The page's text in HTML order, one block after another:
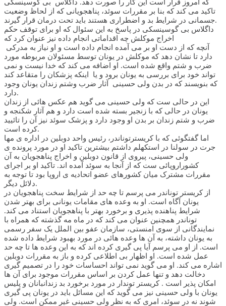
که امروز قرار است این کار را صورت دهد. داگلاس بی گوسینسکی
تاکید می کند که بنا بر مقررات سوئد، پناهجویانی که از لحاظ وضعیت
جسمانی در شرایط بد و اضطراری هستند باید تحت درمان قرار گیرند.
داگلاس بی گوسینسکی در پاسخ به این سئوال که او برای توقف حکم
اخراج موکلش چه اقداماتی انجام داده نیز عنوان کرد که
دارد تا نشان دهد که موکلش در یونان توسط مسئولان مربوطه مورد
ضرب و شتم واقع شده است. او اضافه می کند که خدا نیست و نمی
تواند خود برای بررسی به یونان برود و یا اینکه پزشکان را متقاعد کند
که بنویسند که در بدن ولی حسینی آثار ضرب وشتم زندان یونان وجود
دارد.
این در حالی ست که ولی حسینی می گوید هم عکس هائی از زندان
یونان در حالی که با زنجیر بسته شده است دارد و هم آثار شکنجه و
ضرب و شتم زندان بر بدن او وجود دارد و پزشک سوئد نیز آن را تائیید
کرده است.
اما گفتگوئی که با کریسترتوناندر، رئیس واحد دوبلین در اداره ی مها
جرت در سولنا در استکهلم داشتم بیشترین تاکید او در مورد پرونده ی
ولی حسینی، پیروی از قانون دوبلین و اخراج پناهجویان به آن
کشوراروپائی ست که از آنجا به سوئد آمده اند. تاکید او بر اجرای
مقررات مشترک میان کشورهای عضو اتحادیه ی اروپا بود تا توجه به
دلائل دیگر.
از کریستر توناندر می پرسم تا چه حد از شرایط سخت پناهجویان در
یونان آگاه است. او به وعده های مقامات یونانی برای بهتر شدن
شرایط پناهنده پذیری و برخورد بهتر با پناهجویان استناد می کند.
توناندر همچنین عنوان می کند که در ماه مه گذشته که همراه با
نمایندگانی از سوی امنستی، سازمان عفو بین الملل یک سفر رسمی
به یونان داشته، به آن ها وعده هائی در مورد بهبود شرایط داده شده
است. از او می پرسم آیا پی گیری کرده اند که به این وعده ها تا چه حد
عمل شده است. او اظهار بی اطلاعی کرده و باز به مقررات دوبلین
اشاره می کند. او می گوید نمی تواند احساسات خود را در تصمیم گیری
دخالت دهد و تنها عمل کردن بر اساس مقررات موجود برای آن ها
امکان پذیر است . کریستر توندار در مورد برخورد بد زندانبانان و پلیس
یونان با ولی حسینی نیز می گوید که این مسائل باید در یونان پی گیری
شوند نه در سوئد، امری که به نظر ولی حسینی غیر ممکن است. ولی